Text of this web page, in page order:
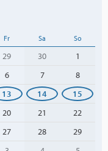
Fr Sa So
29 30
1
6 7
8
13 14
15
20 21
22
27 28
29